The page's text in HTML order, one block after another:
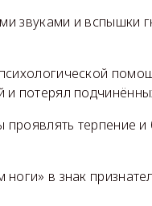
звуками и вспышки
потерял
терпение и
в знак